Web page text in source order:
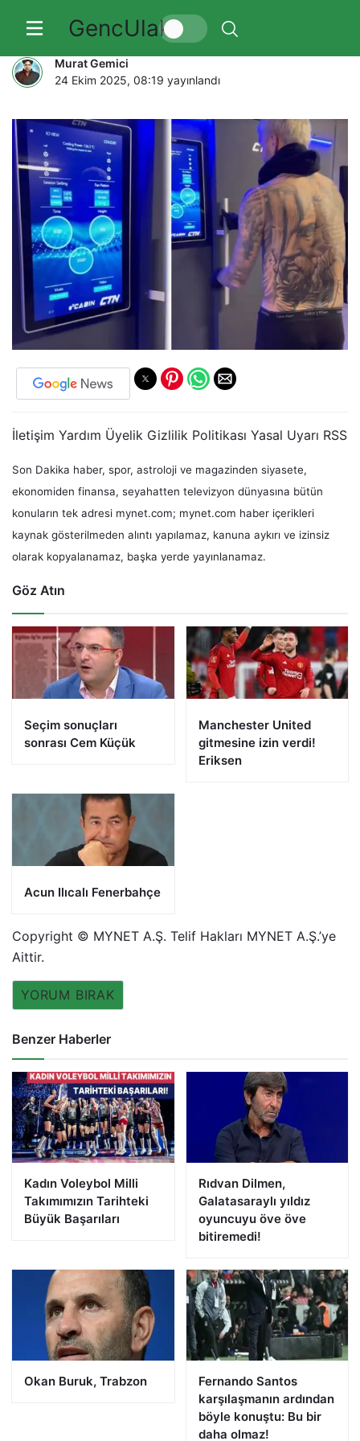
GencUlak
Gece yarısı Icardi
Murat Gemici
24 Ekim 2025, 08:19 yayınlandı
İletişim Yardım Üyelik Gizlilik Politikası Yasal Uyarı RSS
Son Dakika haber, spor, astroloji ve magazinden siyasete,
ekonomiden finansa, seyahatten televizyon dünyasına bütün
konuların tek adresi mynet.com; mynet.com haber içerikleri
kaynak gösterilmeden alıntı yapılamaz, kanuna aykırı ve izinsiz
olarak kopyalanamaz, başka yerde yayınlanamaz.
Göz Atın
Seçim sonuçları
sonrası Cem Küçük
Manchester United
gitmesine izin verdi!
Eriksen
Acun Ilıcalı Fenerbahçe
Copyright © MYNET A.Ş. Telif Hakları MYNET A.Ş.’ye
Aittir.
YORUM BIRAK
Benzer Haberler
Kadın Voleybol Milli
Takımımızın Tarihteki
Büyük Başarıları
Rıdvan Dilmen,
Galatasaraylı yıldız
oyuncuyu öve öve
bitiremedi!
Okan Buruk, Trabzon
Fernando Santos
karşılaşmanın ardından
böyle konuştu: Bu bir
daha olmaz!